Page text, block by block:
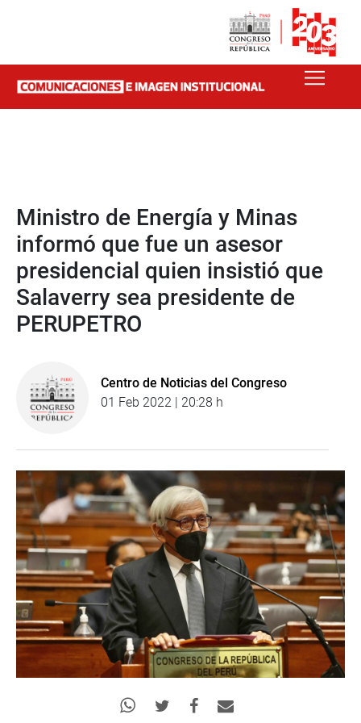
Ministro de Energía y Minas
informó que fue un asesor
presidencial quien insistió que
Salaverry sea presidente de
PERUPETRO
Centro de Noticias del Congreso
01 Feb 2022 | 20:28 h